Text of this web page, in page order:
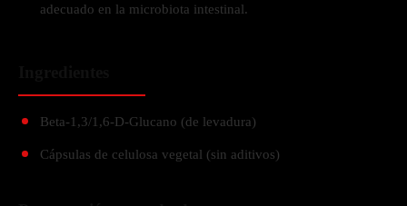
adecuado en la microbiota intestinal.
Beta-1,3/1,6-D-Glucano (de levadura)
Cápsulas de celulosa vegetal (sin aditivos)